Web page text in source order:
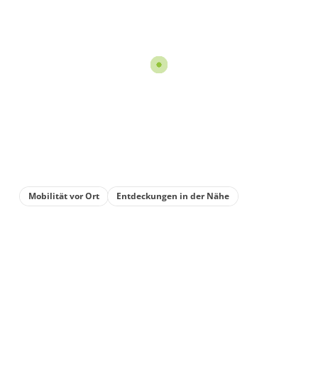
Mobilität vor Ort Entdeckungen in der Nähe